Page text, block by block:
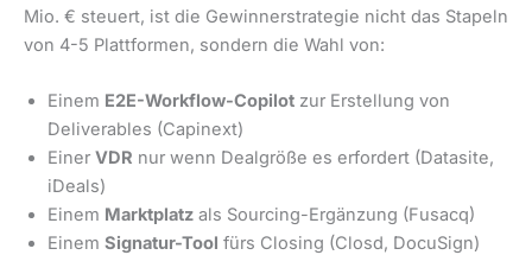
Mio. € steuert, ist die Gewinnerstrategie nicht das Stapeln
von 4-5 Plattformen, sondern die Wahl von:
Einem E2E-Workflow-Copilot zur Erstellung von
Deliverables (Capinext)
Einer VDR nur wenn Dealgröße es erfordert (Datasite,
iDeals)
Einem Marktplatz als Sourcing-Ergänzung (Fusacq)
Einem Signatur-Tool fürs Closing (Closd, DocuSign)